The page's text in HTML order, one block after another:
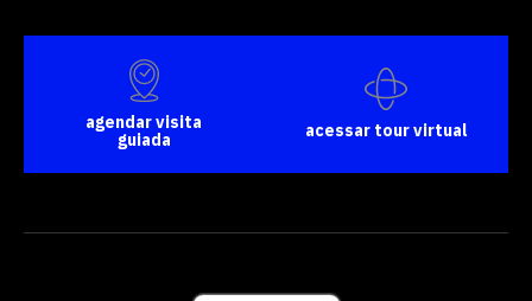
agendar visita
guiada
acessar tour virtual